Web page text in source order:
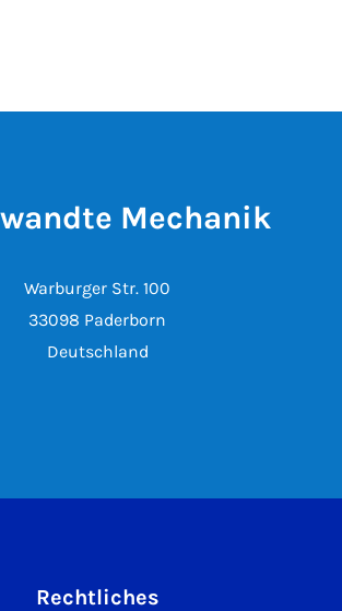
Mechanik
Warburger Str. 100
33098 Paderborn
Deutschland
Rechtliches